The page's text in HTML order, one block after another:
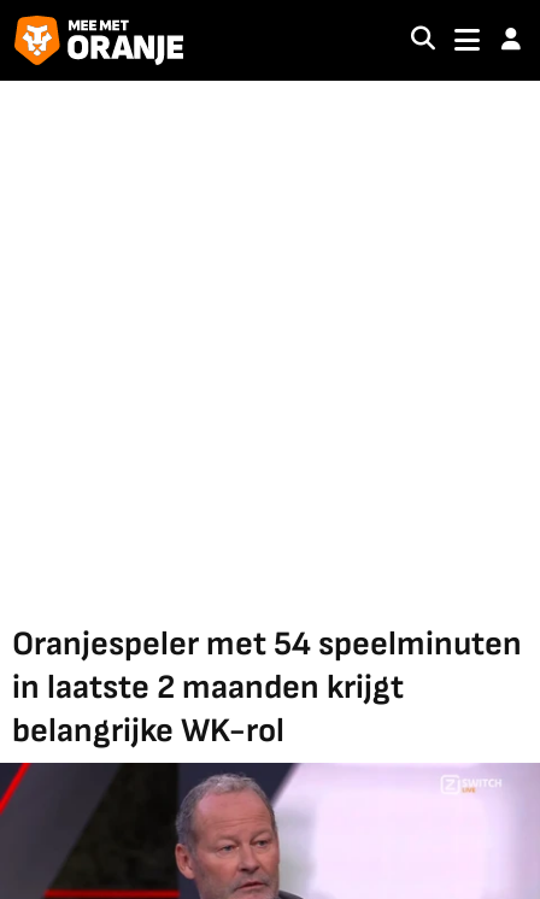
Oranjespeler met 54 speelminuten
in laatste 2 maanden krijgt
belangrijke WK-rol